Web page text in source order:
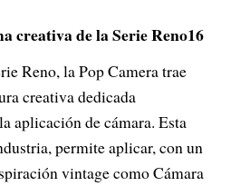
creativa de la Serie Reno16
Reno, la Pop Camera trae
creativa dedicada
aplicación de cámara. Esta
permite aplicar, con un
vintage como Cámara